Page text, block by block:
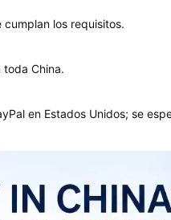
cumplan los requisitos.
toda China.
en Estados Unidos; se